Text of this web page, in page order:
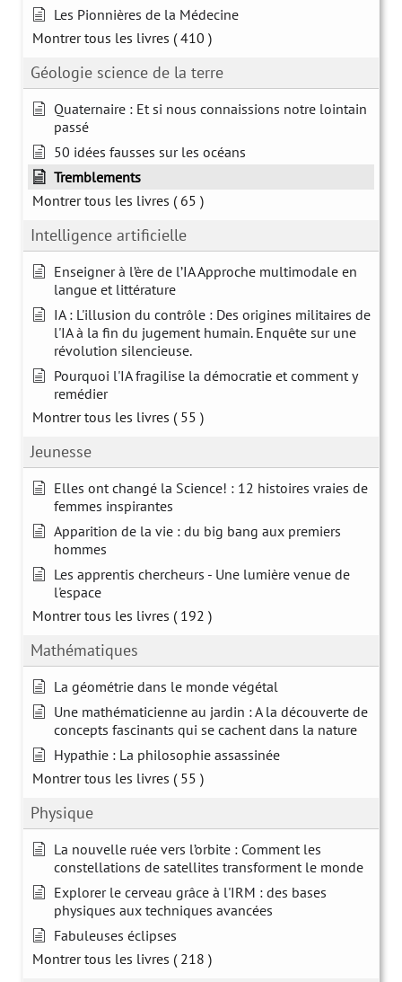
Les Pionnières de la Médecine
Montrer tous les livres ( 410 )
Géologie science de la terre
Quaternaire : Et si nous connaissions notre lointain
passé
50 idées fausses sur les océans
Tremblements
Montrer tous les livres ( 65 )
Intelligence artificielle
Enseigner à l’ère de l’IA Approche multimodale en
langue et littérature
IA : L'illusion du contrôle : Des origines militaires de
l'IA à la fin du jugement humain. Enquête sur une
révolution silencieuse.
Pourquoi l'IA fragilise la démocratie et comment y
remédier
Montrer tous les livres ( 55 )
Jeunesse
Elles ont changé la Science! : 12 histoires vraies de
femmes inspirantes
Apparition de la vie : du big bang aux premiers
hommes
Les apprentis chercheurs - Une lumière venue de
l'espace
Montrer tous les livres ( 192 )
Mathématiques
La géométrie dans le monde végétal
Une mathématicienne au jardin : A la découverte de
concepts fascinants qui se cachent dans la nature
Hypathie : La philosophie assassinée
Montrer tous les livres ( 55 )
Physique
La nouvelle ruée vers l’orbite : Comment les
constellations de satellites transforment le monde
Explorer le cerveau grâce à l'IRM : des bases
physiques aux techniques avancées
Fabuleuses éclipses
Montrer tous les livres ( 218 )